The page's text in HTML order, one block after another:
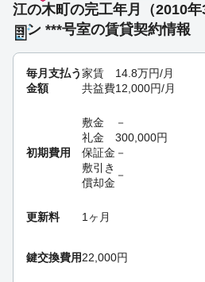
江の木町の完工年月（2010
ョン ***号室の賃貸契約情報
毎月支払う
金額
家賃 14.8万円/月
共益費12,000円/月
初期費用
敷金
－
礼金
300,000円
保証金 －
敷引き
償却金
－
更新料 1ヶ月
鍵交換費用22,000円